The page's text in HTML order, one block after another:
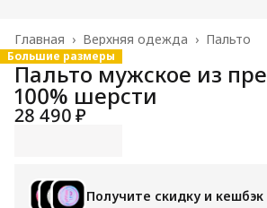
Пальто
Верхняя одежда ›
Главная ›
Большие размеры
Пальто мужское из
100% шерсти
28 490 ₽
Получите скидку и кешбэк